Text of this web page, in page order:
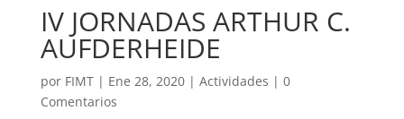
IV JORNADAS ARTHUR C.
AUFDERHEIDE
por FIMT| Ene 28, 2020| Actividades | 0
Comentarios